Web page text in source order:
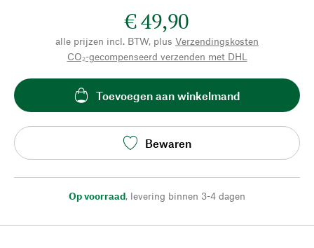
€ 49,90
alle prijzen incl. BTW, plus Verzendingskosten
CO₂-gecompenseerd verzenden met DHL
Toevoegen aan winkelmand
Bewaren
Op voorraad, levering binnen 3-4 dagen